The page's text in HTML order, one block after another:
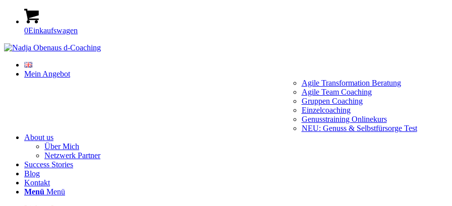
0Einkaufswagen
Mein Angebot
Agile Transformation Beratung
Agile Team Coaching
Gruppen Coaching
Einzelcoaching
Genusstraining Onlinekurs
NEU: Genuss & Selbstfürsorge Test
About us
Über Mich
Netzwerk Partner
Success Stories
Blog
Kontakt
Menü Menü